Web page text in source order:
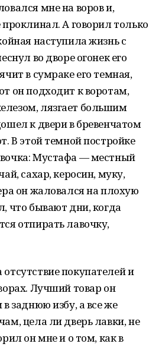
мне на воров и,
А говорил только
наступила жизнь с
во дворе огонек его
в сумраке его темная,
он подходит к воротам,
лязгает большим
к двери в бревенчатом
В этой темной постройке
Мустафа — местный
сахар, керосин, муку,
он жаловался на плохую
что бывают дни, когда
отпирать лавочку,
покупателей и
Лучший товар он
в заднюю избу, а все же
цела ли дверь лавки, не
он мне и о том, как в